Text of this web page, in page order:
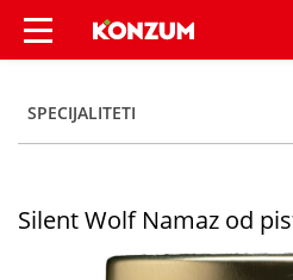
Silent Wolf
SPECIJALITETI
Silent Wolf Namaz od